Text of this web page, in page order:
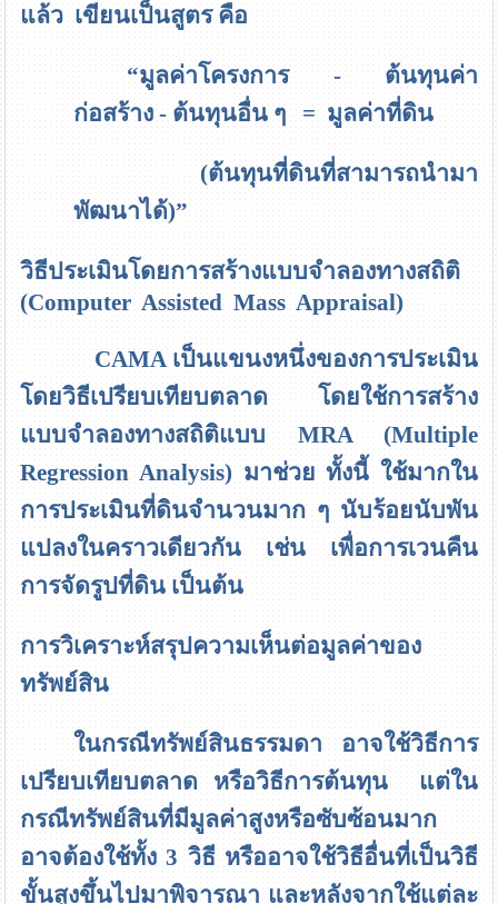
แล้ว เขียนเป็นสูตร คือ
“มูลค่าโครงการ-ต้นทุนค่า
ก่อสร้าง - ต้นทุนอื่น ๆ = มูลค่าที่ดิน
(ต้นทุนที่ดินที่สามารถนำมา
พัฒนาได้)”
วิธีประเมินโดยการสร้างแบบจำลองทางสถิติ
(Computer Assisted Mass Appraisal)
CAMA เป็นแขนงหนึ่งของการประเมิน
โดยวิธีเปรียบเทียบตลาด โดยใช้การสร้าง
แบบจำลองทางสถิติแบบ MRA (Multiple
Regression Analysis) มาช่วย ทั้งนี้ ใช้มากใน
การประเมินที่ดินจำนวนมาก ๆ นับร้อยนับพัน
แปลงในคราวเดียวกัน เช่น เพื่อการเวนคืน
การจัดรูปที่ดิน เป็นต้น
การวิเคราะห์สรุปความเห็นต่อมูลค่าของ
ทรัพย์สิน
ในกรณีทรัพย์สินธรรมดา อาจใช้วิธีการ
เปรียบเทียบตลาด หรือวิธีการต้นทุน แต่ใน
กรณีทรัพย์สินที่มีมูลค่าสูงหรือซับซ้อนมาก
อาจต้องใช้ทั้ง 3 วิธี หรืออาจใช้วิธีอื่นที่เป็นวิธี
ขั้นสูงขึ้นไปมาพิจารณา และหลังจากใช้แต่ละ